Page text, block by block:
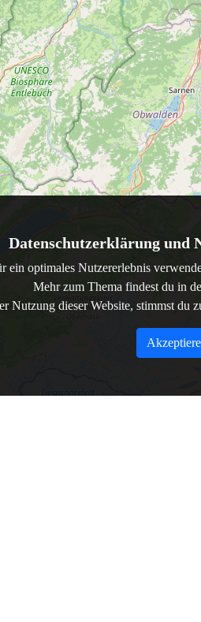
Datenschutzerklärung und
ein optimales Nutzererlebnis
Mehr zum Thema findest du in
Nutzung dieser Website, stimmst du